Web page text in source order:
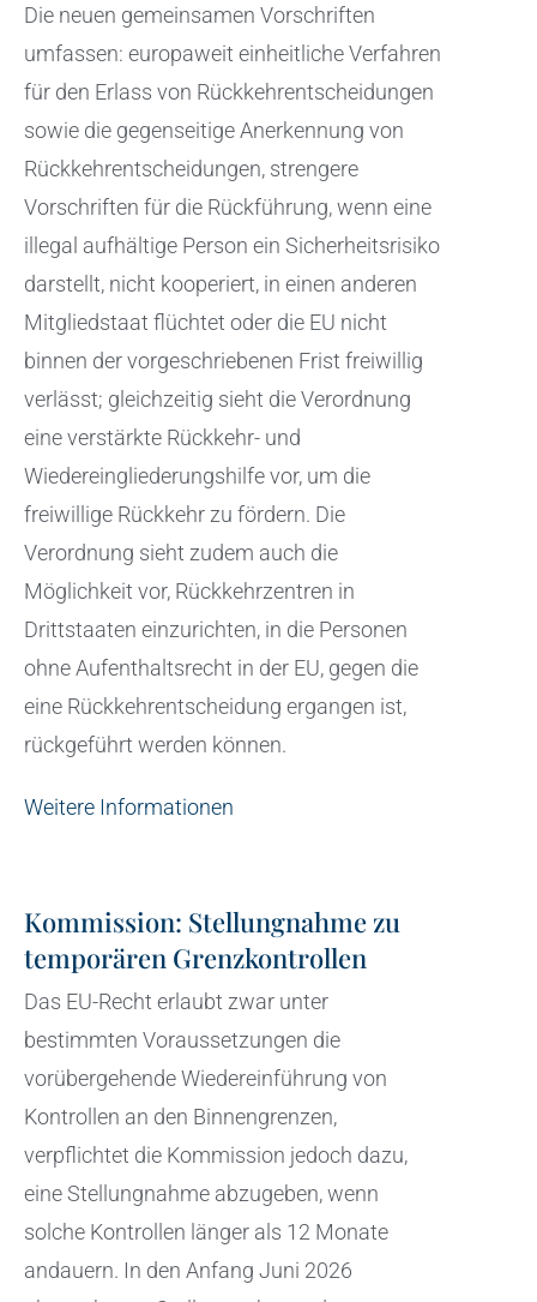
Die neuen gemeinsamen Vorschriften
umfassen: europaweit einheitliche Verfahren
für den Erlass von Rückkehrentscheidungen
sowie die gegenseitige Anerkennung von
Rückkehrentscheidungen, strengere
Vorschriften für die Rückführung, wenn eine
illegal aufhältige Person ein Sicherheitsrisiko
darstellt, nicht kooperiert, in einen anderen
Mitgliedstaat flüchtet oder die EU nicht
binnen der vorgeschriebenen Frist freiwillig
verlässt; gleichzeitig sieht die Verordnung
eine verstärkte Rückkehr- und
Wiedereingliederungshilfe vor, um die
freiwillige Rückkehr zu fördern. Die
Verordnung sieht zudem auch die
Möglichkeit vor, Rückkehrzentren in
Drittstaaten einzurichten, in die Personen
ohne Aufenthaltsrecht in der EU, gegen die
eine Rückkehrentscheidung ergangen ist,
rückgeführt werden können.
Weitere Informationen
Kommission: Stellungnahme zu
temporären Grenzkontrollen
Das EU-Recht erlaubt zwar unter
bestimmten Voraussetzungen die
vorübergehende Wiedereinführung von
Kontrollen an den Binnengrenzen,
verpflichtet die Kommission jedoch dazu,
eine Stellungnahme abzugeben, wenn
solche Kontrollen länger als 12 Monate
andauern. In den Anfang Juni 2026